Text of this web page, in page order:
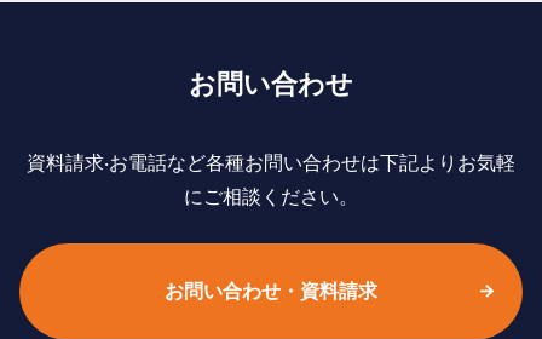
お問い合わせ
資料請求‧お電話など各種お問い合わせは下記よりお気軽
にご相談ください。
お問い合わせ・資料請求